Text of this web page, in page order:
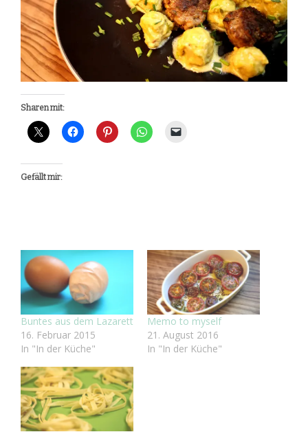
Sharen mit:
Gefällt mir:
Buntes aus dem Lazarett
16. Februar 2015
In "In der Küche"
Memo to myself
21. August 2016
In "In der Küche"